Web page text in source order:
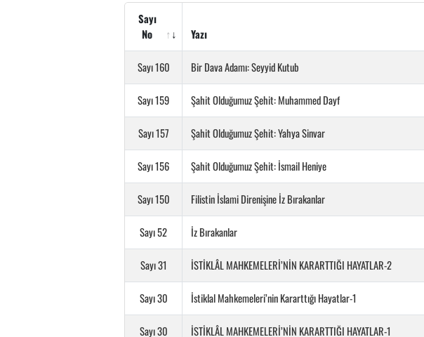
Sayı
No
Yazı
Sayı 160 Bir Dava Adamı: Seyyid Kutub
Sayı 159 Şahit Olduğumuz Şehit: Muhammed Dayf
Sayı 157 Şahit Olduğumuz Şehit: Yahya Sinvar
Sayı 156 Şahit Olduğumuz Şehit: İsmail Heniye
Sayı 150 Filistin İslami Direnişine İz Bırakanlar
Sayı 52 İz Bırakanlar
Sayı 31 İSTİKLÂL MAHKEMELERİ’NİN KARARTTIĞI HAYATLAR-2
Sayı 30 İstiklal Mahkemeleri’nin Kararttığı Hayatlar-1
Sayı 30 İSTİKLÂL MAHKEMELERİ’NİN KARARTTIĞI HAYATLAR-1